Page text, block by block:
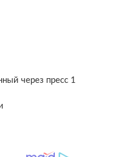
через пресс 1